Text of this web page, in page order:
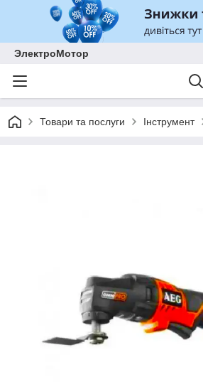
ЭлектроМотор
Товари та послуги Інструмент